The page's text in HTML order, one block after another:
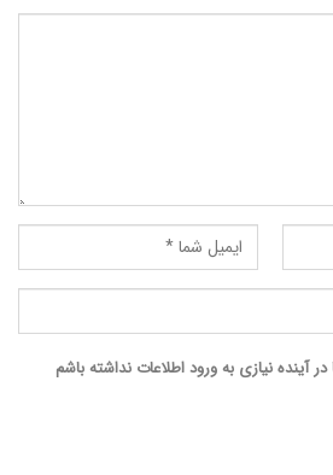
آینده نیازی به ورود اطلاعات نداشته باشم